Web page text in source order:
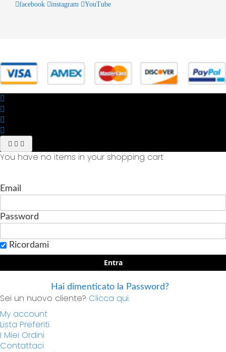
facebook instagram YouTube
You have no items in your shopping cart
Email
Password
Ricordami
Entra
Hai dimenticato la Password?
Sei un nuovo cliente? Clicca qui.
My account
Lista Preferiti
I Miei Ordini
Contattaci